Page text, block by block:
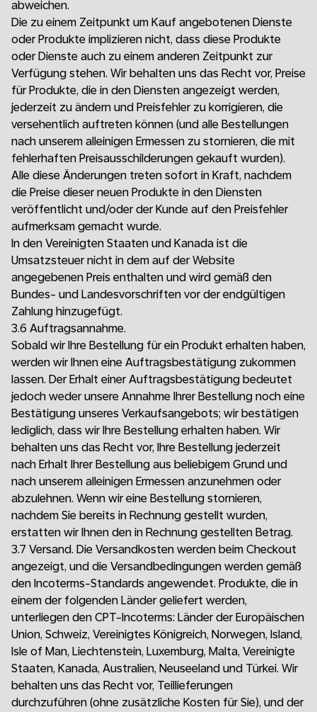
abweichen.
Die zu einem Zeitpunkt um Kauf angebotenen Dienste
oder Produkte implizieren nicht, dass diese Produkte
oder Dienste auch zu einem anderen Zeitpunkt zur
Verfügung stehen. Wir behalten uns das Recht vor, Preise
für Produkte, die in den Diensten angezeigt werden,
jederzeit zu ändern und Preisfehler zu korrigieren, die
versehentlich auftreten können (und alle Bestellungen
nach unserem alleinigen Ermessen zu stornieren, die mit
fehlerhaften Preisausschilderungen gekauft wurden).
Alle diese Änderungen treten sofort in Kraft, nachdem
die Preise dieser neuen Produkte in den Diensten
veröffentlicht und/oder der Kunde auf den Preisfehler
aufmerksam gemacht wurde.
In den Vereinigten Staaten und Kanada ist die
Umsatzsteuer nicht in dem auf der Website
angegebenen Preis enthalten und wird gemäß den
Bundes- und Landesvorschriften vor der endgültigen
Zahlung hinzugefügt.
3.6 Auftragsannahme.
Sobald wir Ihre Bestellung für ein Produkt erhalten haben,
werden wir Ihnen eine Auftragsbestätigung zukommen
lassen. Der Erhalt einer Auftragsbestätigung bedeutet
jedoch weder unsere Annahme Ihrer Bestellung noch eine
Bestätigung unseres Verkaufsangebots; wir bestätigen
lediglich, dass wir Ihre Bestellung erhalten haben. Wir
behalten uns das Recht vor, Ihre Bestellung jederzeit
nach Erhalt Ihrer Bestellung aus beliebigem Grund und
nach unserem alleinigen Ermessen anzunehmen oder
abzulehnen. Wenn wir eine Bestellung stornieren,
nachdem Sie bereits in Rechnung gestellt wurden,
erstatten wir Ihnen den in Rechnung gestellten Betrag.
3.7 Versand. Die Versandkosten werden beim Checkout
angezeigt, und die Versandbedingungen werden gemäß
den Incoterms-Standards angewendet. Produkte, die in
einem der folgenden Länder geliefert werden,
unterliegen den CPT-Incoterms: Länder der Europäischen
Union, Schweiz, Vereinigtes Königreich, Norwegen, Island,
Isle of Man, Liechtenstein, Luxemburg, Malta, Vereinigte
Staaten, Kanada, Australien, Neuseeland und Türkei. Wir
behalten uns das Recht vor, Teillieferungen
durchzuführen (ohne zusätzliche Kosten für Sie), und der